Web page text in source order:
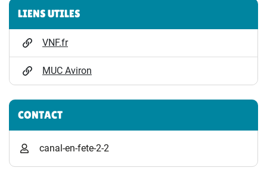
Informations complémentaires
LIENS UTILES
VNF.fr
MUC Aviron
CONTACT
canal-en-fete-2-2